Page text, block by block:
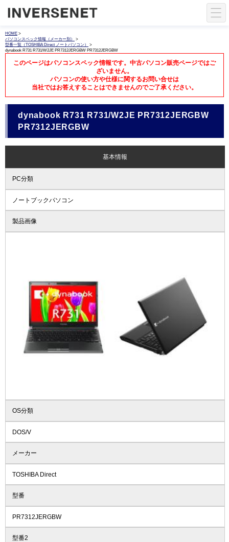
HOME >
パソコンスペック情報（メーカー別）
>
型番一覧（TOSHIBA Direct ノートパソコン）
>
dynabook R731 R731/W2JE PR7312JERGBW PR7312JERGBW
このページはパソコンスペック情報です。中古パソコン販売ページではご
ざいません。
パソコンの使い方や仕様に関するお問い合せは
当社ではお答えすることはできませんのでご了承ください。
dynabook R731 R731/W2JE PR7312JERGBW
PR7312JERGBW
基本情報
PC分類
ノートブックパソコン
製品画像
OS分類
DOS/V
メーカー
TOSHIBA Direct
型番
PR7312JERGBW
型番2